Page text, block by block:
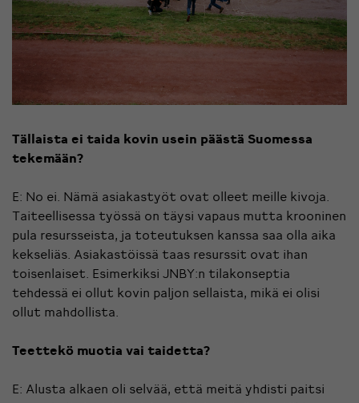
Tällaista ei taida kovin usein päästä Suomessa
tekemään?
E: No ei. Nämä asiakastyöt ovat olleet meille kivoja.
Taiteellisessa työssä on täysi vapaus mutta krooninen
pula resursseista, ja toteutuksen kanssa saa olla aika
kekseliäs. Asiakastöissä taas resurssit ovat ihan
toisenlaiset. Esimerkiksi JNBY:n tilakonseptia
tehdessä ei ollut kovin paljon sellaista, mikä ei olisi
ollut mahdollista.
Teettekö muotia vai taidetta?
E: Alusta alkaen oli selvää, että meitä yhdisti paitsi